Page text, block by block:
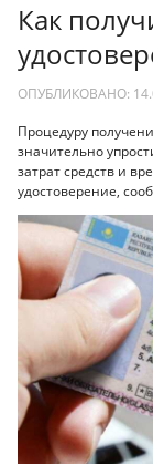
Как
ОПУБЛИКОВАНО:
Процедуру
значительно
затрат средств и
удостоверение,